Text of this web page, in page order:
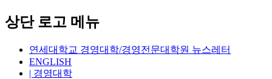
상단 로고 메뉴
연세대학교 경영대학/경영전문대학원 뉴스레터
ENGLISH
| 경영대학